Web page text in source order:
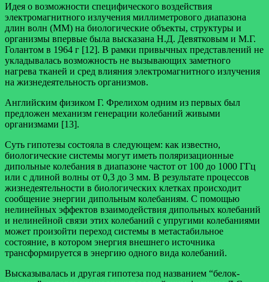
Идея о возможности специфического воздействия
электромагнитного излучения миллиметрового диапазона
длин волн (ММ) на биологические объекты, структуры и
организмы впервые была высказана Н.Д. Девятковым и М.Г.
Голантом в 1964 г [12]. В рамки привычных представлений не
укладывалась возможность не вызывающих заметного
нагрева тканей и сред влияния электромагнитного излучения
на жизнедеятельность организмов.
Английским физиком Г. Фрелихом одним из первых был
предложен механизм генерации колебаний живыми
организмами [13].
Суть гипотезы состояла в следующем: как известно,
биологические системы могут иметь поляризационные
дипольные колебания в диапазоне частот от 100 до 1000 ГГц
или с длиной волны от 0,3 до 3 мм. В результате процессов
жизнедеятельности в биологических клетках происходит
сообщение энергии дипольным колебаниям. С помощью
нелинейных эффектов взаимодействия дипольных колебаний
и нелинейной связи этих колебаний с упругими колебаниями
может произойти переход системы в метастабильное
состояние, в котором энергия внешнего источника
трансформируется в энергию одного вида колебаний.
Высказывалась и другая гипотеза под названием “белок-